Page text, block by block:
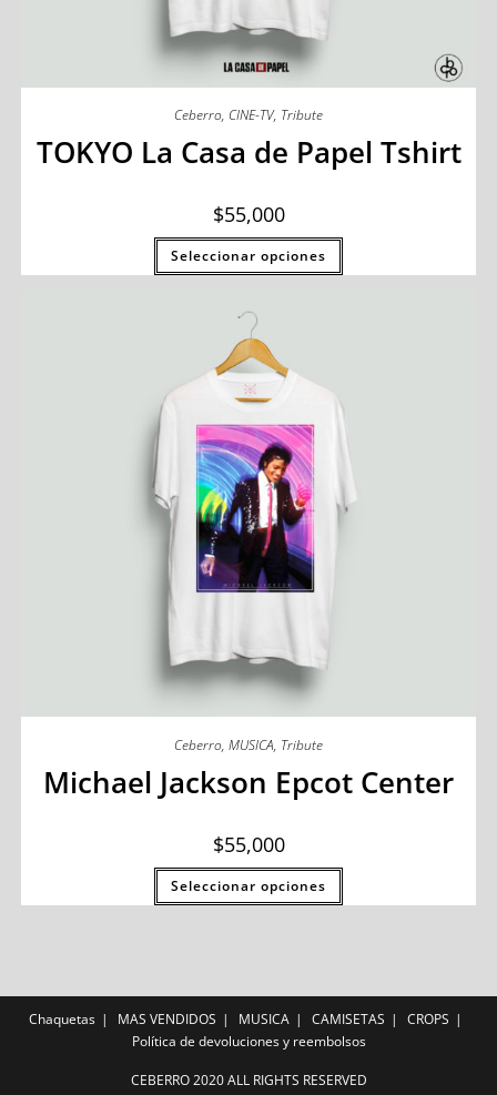
Ceberro, CINE-TV, Tribute
TOKYO La Casa de Papel Tshirt
$55,000
Seleccionar opciones
Ceberro, MUSICA, Tribute
Michael Jackson Epcot Center
$55,000
Seleccionar opciones
Chaquetas MAS VENDIDOS MUSICA CAMISETAS
CROPS
Política de devoluciones y reembolsos
CEBERRO 2020 ALL RIGHTS RESERVED